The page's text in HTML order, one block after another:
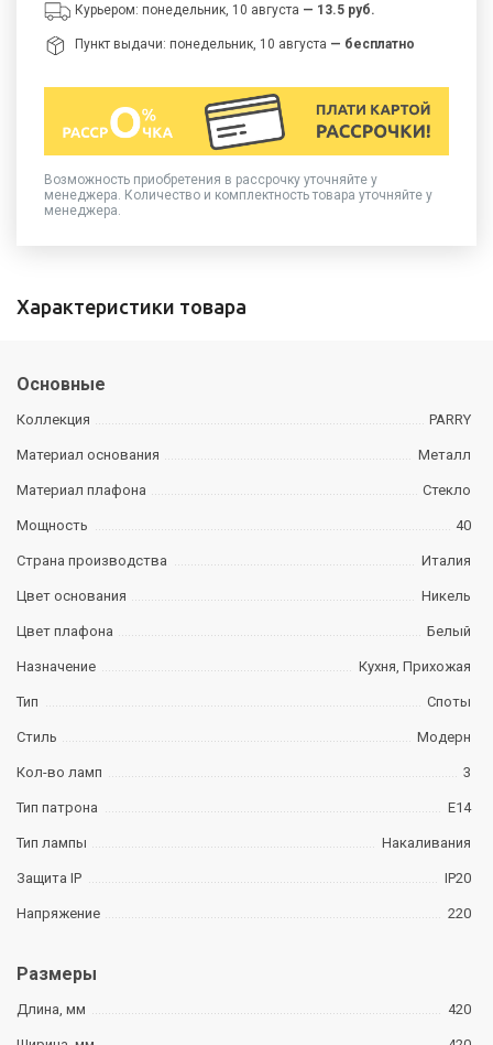
Курьером: понедельник, 10 августа — 13.5 руб.
Пункт выдачи: понедельник, 10 августа — бесплатно
Возможность приобретения в рассрочку уточняйте у
менеджера. Количество и комплектность товара уточняйте у
менеджера.
Характеристики товара
Основные
Коллекция PARRY
Материал основания Металл
Материал плафона Стекло
Мощность 40
Страна производства Италия
Цвет основания Никель
Цвет плафона Белый
Назначение Кухня, Прихожая
Тип Споты
Стиль Модерн
Кол-во ламп 3
Тип патрона E14
Тип лампы Накаливания
Защита IP IP20
Напряжение 220
Размеры
Длина, мм 420